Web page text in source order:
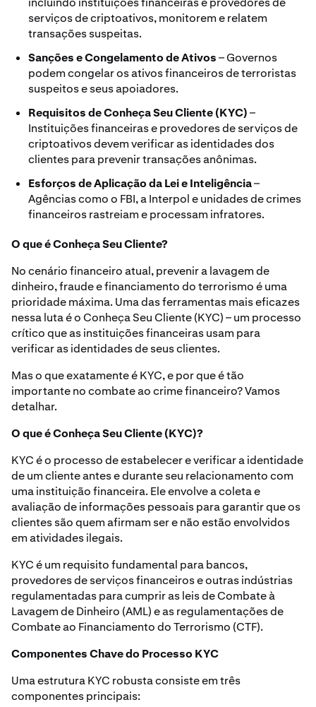
serviços de criptoativos, monitorem e relatem
transações suspeitas.
Sanções e Congelamento de Ativos– Governos
podem congelar os ativos financeiros de terroristas
suspeitos e seus apoiadores.
Requisitos de Conheça Seu Cliente (KYC)–
Instituições financeiras e provedores de serviços de
criptoativos devem verificar as identidades dos
clientes para prevenir transações anônimas.
Esforços de Aplicação da Lei e Inteligência–
Agências como o FBI, a Interpol e unidades de crimes
financeiros rastreiam e processam infratores.
O que é Conheça Seu Cliente?
No cenário financeiro atual, prevenir a lavagem de
dinheiro, fraude e financiamento do terrorismo é uma
prioridade máxima. Uma das ferramentas mais eficazes
nessa luta é o Conheça Seu Cliente (KYC) – um processo
crítico que as instituições financeiras usam para
verificar as identidades de seus clientes.
Mas o que exatamente é KYC, e por que é tão
importante no combate ao crime financeiro? Vamos
detalhar.
O que é Conheça Seu Cliente (KYC)?
KYC é o processo de estabelecer e verificar a identidade
de um cliente antes e durante seu relacionamento com
uma instituição financeira. Ele envolve a coleta e
avaliação de informações pessoais para garantir que os
clientes são quem afirmam ser e não estão envolvidos
em atividades ilegais.
KYC é um requisito fundamental para bancos,
provedores de serviços financeiros e outras indústrias
regulamentadas para cumprir as leis de Combate à
Lavagem de Dinheiro (AML) e as regulamentações de
Combate ao Financiamento do Terrorismo (CTF).
Componentes Chave do Processo KYC
Uma estrutura KYC robusta consiste em três
componentes principais: